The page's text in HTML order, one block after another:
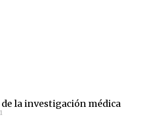
la investigación médica